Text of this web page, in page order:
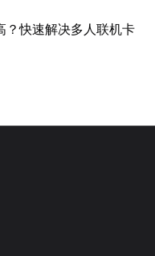
？快速解决多人联机卡